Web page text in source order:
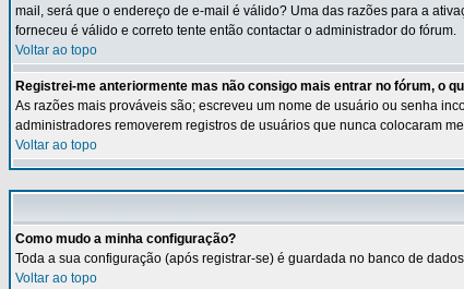
mail, será que o endereço de e-mail é válido? Uma das razões para a
forneceu é válido e correto tente então contactar o administrador do fórum.
Voltar ao topo
Registrei-me anteriormente mas não consigo mais entrar no fórum, o
As razões mais prováveis são; escreveu um nome de usuário ou senha
administradores removerem registros de usuários que nunca colocaram
Voltar ao topo
Como mudo a minha configuração?
Toda a sua configuração (após registrar-se) é guardada no banco de
Voltar ao topo